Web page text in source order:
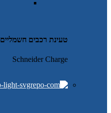
טעינת רכבים חשמליים
Schneider Charge